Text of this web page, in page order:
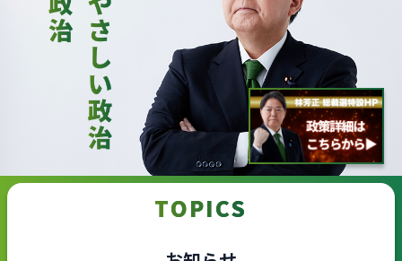
TOPICS